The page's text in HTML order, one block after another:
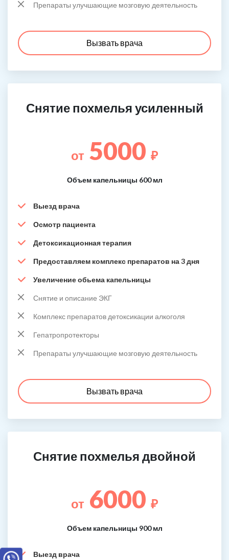
Препараты улучшающие мозговую деятельность
Вызвать врача
Снятие похмелья усиленный
от 5000 ₽
Объем капельницы 600 мл
Выезд врача
Осмотр пациента
Детоксикационная терапия
Предоставляем комплекс препаратов на 3 дня
Увеличение обьема капельницы
Снятие и описание ЭКГ
Комплекс препаратов детоксикации алкоголя
Гепатропротекторы
Препараты улучшающие мозговую деятельность
Вызвать врача
Снятие похмелья двойной
от 6000 ₽
Объем капельницы 900 мл
Выезд врача